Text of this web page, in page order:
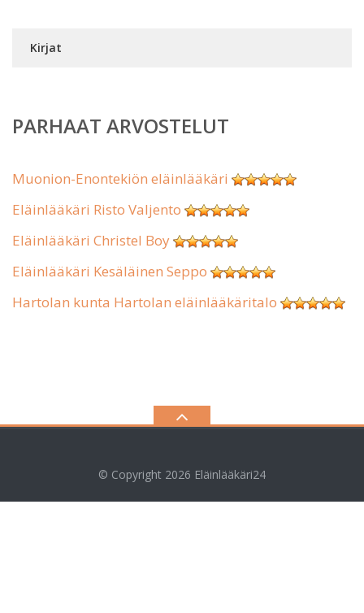
Kirjat
PARHAAT ARVOSTELUT
Muonion-Enontekiön eläinlääkäri
Eläinlääkäri Risto Valjento
Eläinlääkäri Christel Boy
Eläinlääkäri Kesäläinen Seppo
Hartolan kunta Hartolan eläinlääkäritalo
© Copyright 2026 Eläinlääkäri24